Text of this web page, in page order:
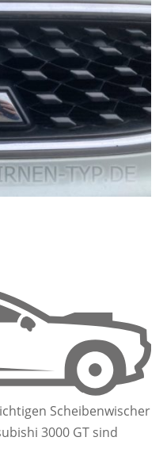
Scheibenwischer
3000 GT sind